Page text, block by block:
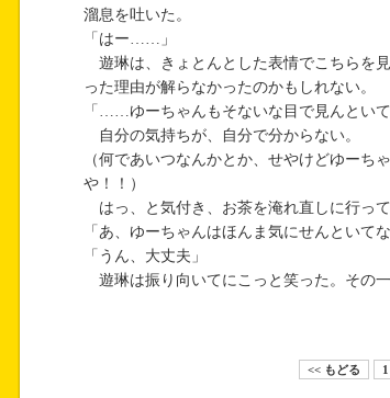
溜息を吐いた。
「はー……」
遊琳は、きょとんとした表情でこちらを
った理由が解らなかったのかもしれない。
「……ゆーちゃんもそないな目で見んといて
自分の気持ちが、自分で分からない。
（何であいつなんかとか、せやけどゆー
や！！）
はっ、と気付き、お茶を淹れ直しに行っ
「あ、ゆーちゃんはほんま気にせんといてな
「うん、大丈夫」
遊琳は振り向いてにこっと笑った。その
<< もどる 1